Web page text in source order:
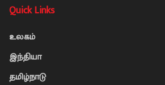
Quick Links
உலகம்
இந்தியா
தமிழ்நாடு